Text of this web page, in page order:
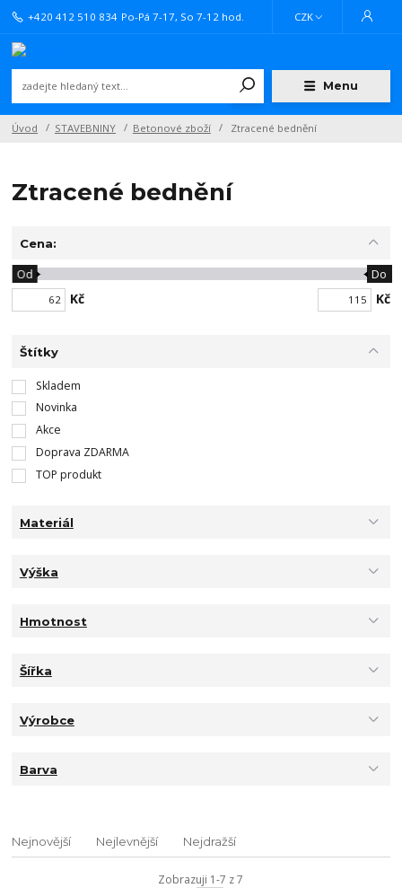
Menu
CZK
+420 412 510 834 Po-Pá 7-17, So 7-12 hod.
Úvod STAVEBNINY Betonové zboží Ztracené bednění
Ztracené bednění
Cena:
Kč
Od Do
Kč
Štítky
Skladem
Novinka
Akce
Doprava ZDARMA
TOP produkt
Materiál
Výška
Hmotnost
Šířka
Výrobce
Barva
Nejnovější Nejlevnější Nejdražší
Zobrazuji 1-7 z 7